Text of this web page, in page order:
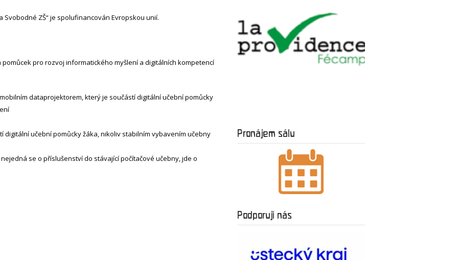
ZŠ“ je spolufinancován Evropskou unií.
pro rozvoj informatického myšlení a digitálních kompetencí
dataprojektorem, který je součástí digitální učební pomůcky
učební pomůcky žáka, nikoliv stabilním vybavením učebny
se o příslušenství do stávající počítačové učebny, jde o
Pronájem sálu
Podporují nás